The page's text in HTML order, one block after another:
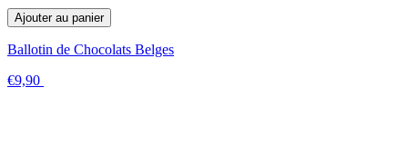
Ajouter au panier
Ballotin de Chocolats Belges
€9,90